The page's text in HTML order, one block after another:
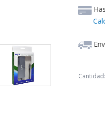
Cantidad: